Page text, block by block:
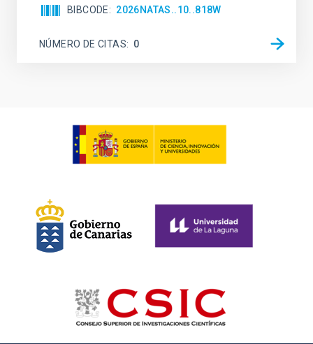
BIBCODE 2026NATAS..10..818W
NÚMERO DE CITAS 0